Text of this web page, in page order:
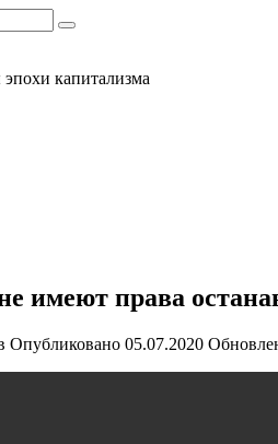
капитализма
имеют права
Опубликовано 05.07.2020